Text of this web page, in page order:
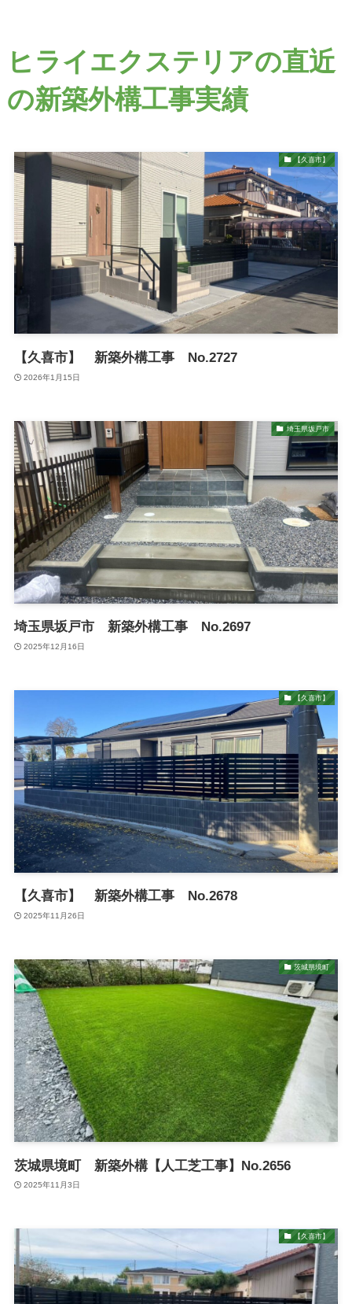
ヒライエクステリアの直近
の新築外構工事実績
【久喜市】
【久喜市】 新築外構工事 No.2727
2026年1月15日
埼玉県坂戸市
埼玉県坂戸市 新築外構工事 No.2697
2025年12月16日
【久喜市】
【久喜市】 新築外構工事 No.2678
2025年11月26日
茨城県境町
茨城県境町 新築外構【人工芝工事】No.2656
2025年11月3日
【久喜市】